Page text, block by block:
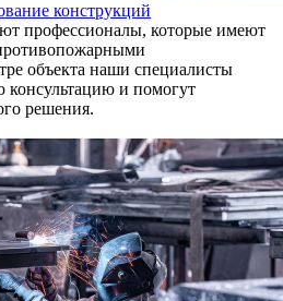
конструкций
профессионалы, которые имеют
объекта наши специалисты
консультацию и помогут
решения.